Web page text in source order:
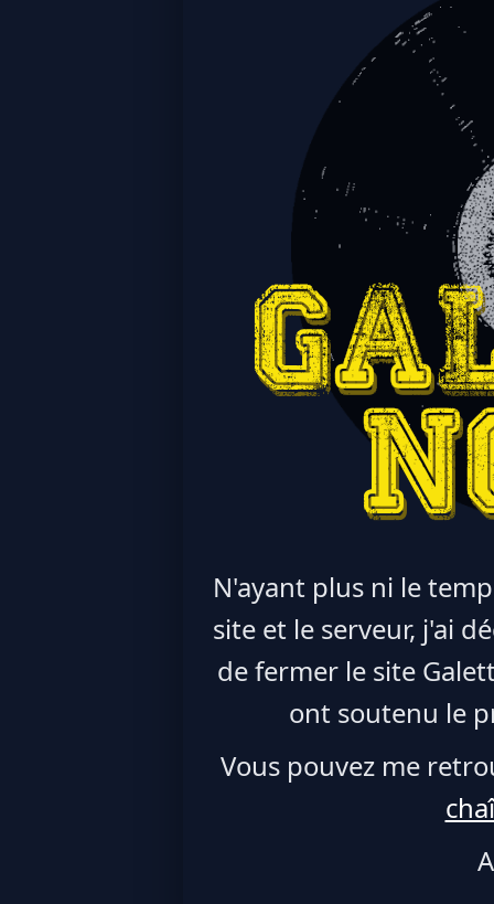
N'ayant plus ni le
site et le serveur, j'ai
de fermer le site
ont soutenu le
Vous pouvez me